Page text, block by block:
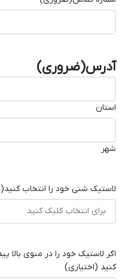
آدرس(ضروری)
استان
شهر
لاستیک شنی خود را انتخاب کنید
اگر لاستیک خود را در منوی بالا
کنید (اختیاری)